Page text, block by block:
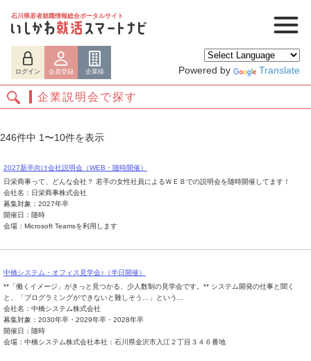
石川県若者就職情報総合ポータルサイト
ログイン 会員登録 企業様 Powered by Translate
企業説明会で探す
246件中 1〜10件を表示
2027新卒向け会社説明会（WEB・随時開催）
日栄商事って、どんな会社？ 若手の女性社員によるＷＥＢでの説明会を随時開催してます！
会社名：日栄商事株式会社
募集対象：2027年卒
開催日：随時
会場：Microsoft Teamsを利用します
中橋システム・オフィス見学会♪（半日開催）
**「働くイメージ」がきっと見つかる、少人数制の見学会です。** システム開発の仕事と聞く
と、「プログラミングができないと難しそう…」という...
会社名：中橋システム株式会社
募集対象：2030年卒・2029年卒・2028年卒
開催日：随時
会場：中橋システム株式会社本社：石川県金沢市入江２丁目３４６番地